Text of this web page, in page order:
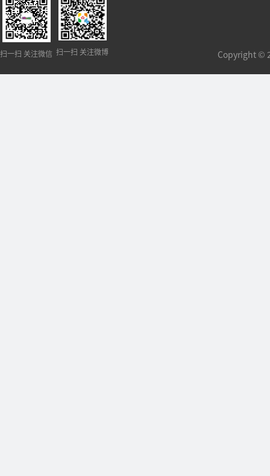
扫一扫 关注微信 扫一扫 关注微博 Copyright ©